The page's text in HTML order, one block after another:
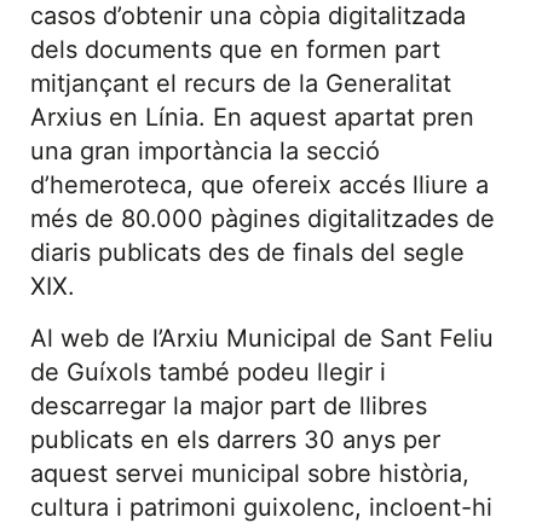
casos d’obtenir una còpia digitalitzada
dels documents que en formen part
mitjançant el recurs de la Generalitat
Arxius en Línia. En aquest apartat pren
una gran importància la secció
d’hemeroteca, que ofereix accés lliure a
més de 80.000 pàgines digitalitzades de
diaris publicats des de finals del segle
XIX.
Al web de l’Arxiu Municipal de Sant Feliu
de Guíxols també podeu llegir i
descarregar la major part de llibres
publicats en els darrers 30 anys per
aquest servei municipal sobre història,
cultura i patrimoni guixolenc, incloent-hi